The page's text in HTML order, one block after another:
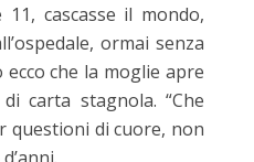
cascasse il mondo,
ormai senza
che la moglie apre
carta stagnola. “Che
questioni di cuore, non